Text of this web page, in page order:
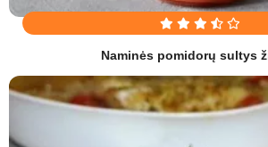
Naminės pomidorų sultys